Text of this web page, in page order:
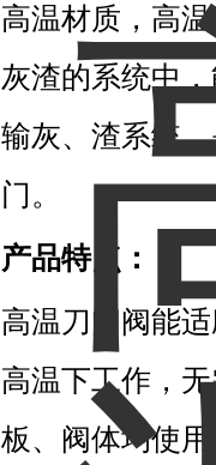
高温材质，高
灰渣的系统中
输灰、渣系统
门。
产品特点：
高温刀闸阀能
高温下工作，
板、阀体均使